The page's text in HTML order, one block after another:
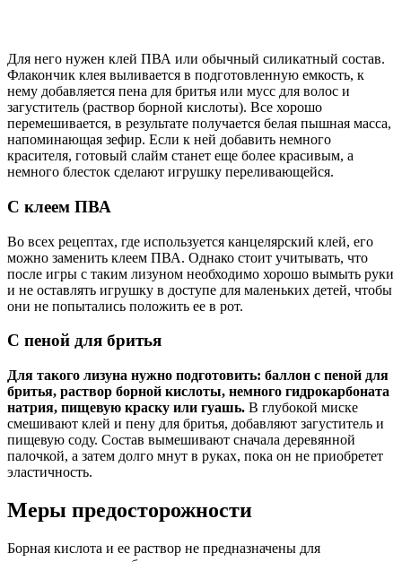
Для него нужен клей ПВА или обычный силикатный состав.
Флакончик клея выливается в подготовленную емкость, к
нему добавляется пена для бритья или мусс для волос и
загуститель (раствор борной кислоты). Все хорошо
перемешивается, в результате получается белая пышная масса,
напоминающая зефир. Если к ней добавить немного
красителя, готовый слайм станет еще более красивым, а
немного блесток сделают игрушку переливающейся.
С клеем ПВА
Во всех рецептах, где используется канцелярский клей, его
можно заменить клеем ПВА. Однако стоит учитывать, что
после игры с таким лизуном необходимо хорошо вымыть руки
и не оставлять игрушку в доступе для маленьких детей, чтобы
они не попытались положить ее в рот.
С пеной для бритья
Для такого лизуна нужно подготовить: баллон с пеной для
бритья, раствор борной кислоты, немного гидрокарбоната
натрия, пищевую краску или гуашь. В глубокой миске
смешивают клей и пену для бритья, добавляют загуститель и
пищевую соду. Состав вымешивают сначала деревянной
палочкой, а затем долго мнут в руках, пока он не приобретет
эластичность.
Меры предосторожности
Борная кислота и ее раствор не предназначены для